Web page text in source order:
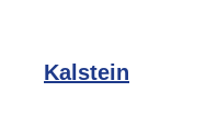
Kalstein